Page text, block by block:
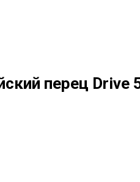
перец Drive